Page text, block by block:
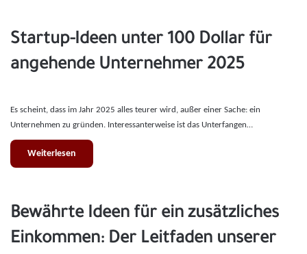
Startup-Ideen unter 100 Dollar für
angehende Unternehmer 2025
Es scheint, dass im Jahr 2025 alles teurer wird, außer einer Sache: ein
Unternehmen zu gründen. Interessanterweise ist das Unterfangen…
Weiterlesen
Bewährte Ideen für ein zusätzliches
Einkommen: Der Leitfaden unserer